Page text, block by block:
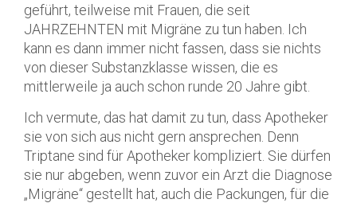
geführt, teilweise mit Frauen, die seit
JAHRZEHNTEN mit Migräne zu tun haben. Ich
kann es dann immer nicht fassen, dass sie nichts
von dieser Substanzklasse wissen, die es
mittlerweile ja auch schon runde 20 Jahre gibt.
Ich vermute, das hat damit zu tun, dass Apotheker
sie von sich aus nicht gern ansprechen. Denn
Triptane sind für Apotheker kompliziert. Sie dürfen
sie nur abgeben, wenn zuvor ein Arzt die Diagnose
„Migräne“ gestellt hat, auch die Packungen, für die